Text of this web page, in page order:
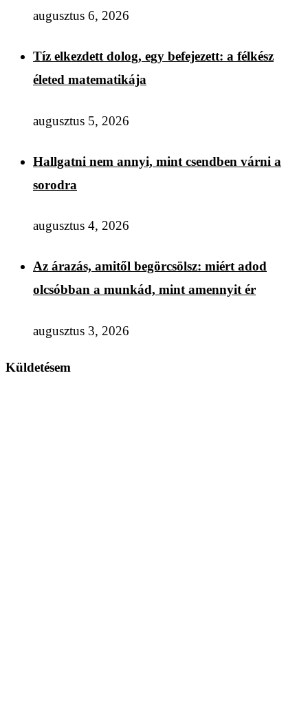
augusztus 6, 2026
Tíz elkezdett dolog, egy befejezett: a félkész
életed matematikája
augusztus 5, 2026
Hallgatni nem annyi, mint csendben várni a
sorodra
augusztus 4, 2026
Az árazás, amitől begörcsölsz: miért adod
olcsóbban a munkád, mint amennyit ér
augusztus 3, 2026
Küldetésem